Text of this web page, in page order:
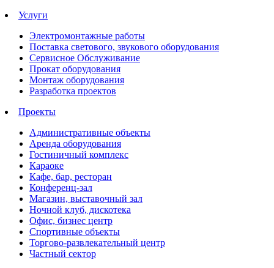
Услуги
Электромонтажные работы
Поставка светового, звукового оборудования
Сервисное Обслуживание
Прокат оборудования
Монтаж оборудования
Разработка проектов
Проекты
Административные объекты
Аренда оборудования
Гостиничный комплекс
Караоке
Кафе, бар, ресторан
Конференц-зал
Магазин, выставочный зал
Ночной клуб, дискотека
Офис, бизнес центр
Спортивные объекты
Торгово-развлекательный центр
Частный сектор